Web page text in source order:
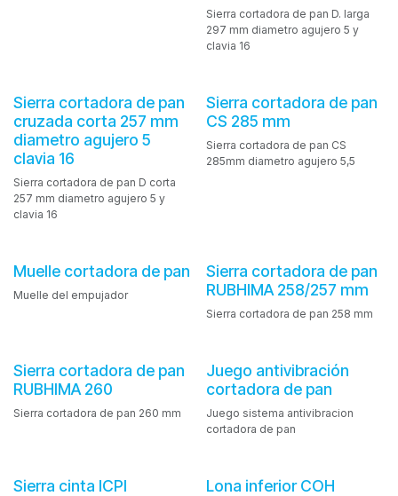
Sierra cortadora de pan D. larga
297 mm diametro agujero 5 y
clavia 16
Sierra cortadora de pan
cruzada corta 257 mm
diametro agujero 5
clavia 16
Sierra cortadora de pan D corta
257 mm diametro agujero 5 y
clavia 16
Sierra cortadora de pan
CS 285 mm
Sierra cortadora de pan CS
285mm diametro agujero 5,5
Muelle cortadora de pan
Muelle del empujador
Sierra cortadora de pan
RUBHIMA 258/257 mm
Sierra cortadora de pan 258 mm
Sierra cortadora de pan
RUBHIMA 260
Sierra cortadora de pan 260 mm
Juego antivibración
cortadora de pan
Juego sistema antivibracion
cortadora de pan
Sierra cinta ICPI Lona inferior COH